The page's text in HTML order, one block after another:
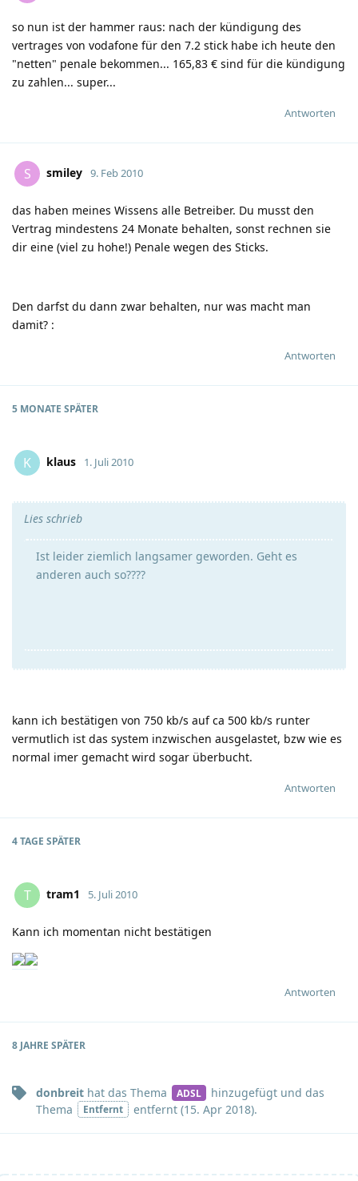
so nun ist der hammer raus: nach der kündigung des
vertrages von vodafone für den 7.2 stick habe ich heute den
"netten" penale bekommen... 165,83 € sind für die kündigung
zu zahlen... super...
Antworten
S smiley 9. Feb 2010
das haben meines Wissens alle Betreiber. Du musst den
Vertrag mindestens 24 Monate behalten, sonst rechnen sie
dir eine (viel zu hohe!) Penale wegen des Sticks.
Den darfst du dann zwar behalten, nur was macht man
damit? :
Antworten
5 MONATE SPÄTER
K klaus 1. Juli 2010
Lies schrieb
Ist leider ziemlich langsamer geworden. Geht es
anderen auch so????
kann ich bestätigen von 750 kb/s auf ca 500 kb/s runter
vermutlich ist das system inzwischen ausgelastet, bzw wie es
normal imer gemacht wird sogar überbucht.
Antworten
4 TAGE SPÄTER
T tram1 5. Juli 2010
Kann ich momentan nicht bestätigen
Antworten
8 JAHRE SPÄTER
donbreit hat das Thema ADSL hinzugefügt und das
Thema
Entfernt entfernt (15. Apr 2018).